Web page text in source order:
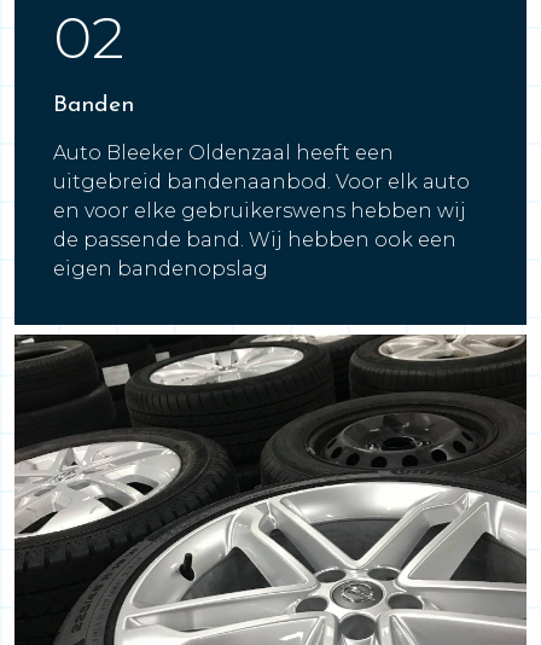
02
Banden
Auto Bleeker Oldenzaal heeft een
uitgebreid bandenaanbod. Voor elk auto
en voor elke gebruikerswens hebben wij
de passende band. Wij hebben ook een
eigen bandenopslag